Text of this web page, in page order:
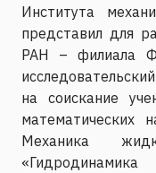
Института
представил для
РАН – филиала
на соискание
математических
Механика